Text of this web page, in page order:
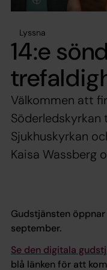
Lyssna
14:e
Välkommen att
Sjukhuskyrkan
Kaisa Wassberg
Gudstjänsten
september.
Se den digitala
blå länken för att